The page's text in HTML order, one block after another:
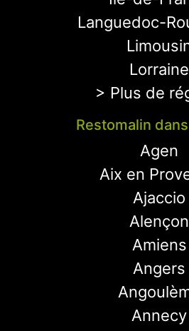
Languedoc-
Lorraine
> Plus de
Restomalin
Agen
Aix en
Ajaccio
Alençon
Amiens
Angers
Annecy